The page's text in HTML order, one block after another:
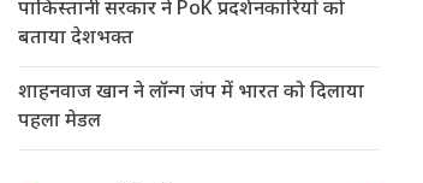
पाकिस्तानी सरकार ने PoK प्रदर्शनकारियों को
बताया देशभक्त
शाहनवाज खान ने लॉन्ग जंप में भारत को दिलाया
पहला मेडल